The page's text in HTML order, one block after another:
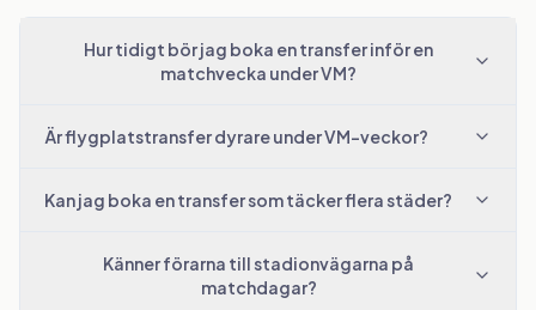
Hur tidigt bör jag boka en transfer inför en
matchvecka under VM?
Är flygplatstransfer dyrare under VM-veckor?
Kan jag boka en transfer som täcker flera städer?
Känner förarna till stadionvägarna på
matchdagar?